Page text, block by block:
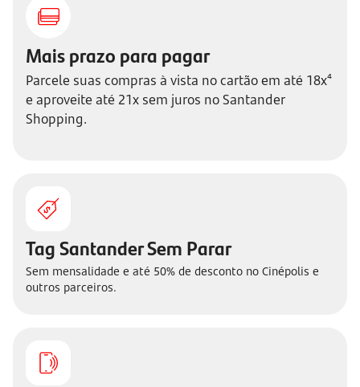
Mais prazo para pagar
Parcele suas compras à vista no cartão em até 18x⁴
e aproveite até 21x sem juros no Santander
Shopping.
Tag Santander Sem Parar
Sem mensalidade e até 50% de desconto no Cinépolis e
outros parceiros.